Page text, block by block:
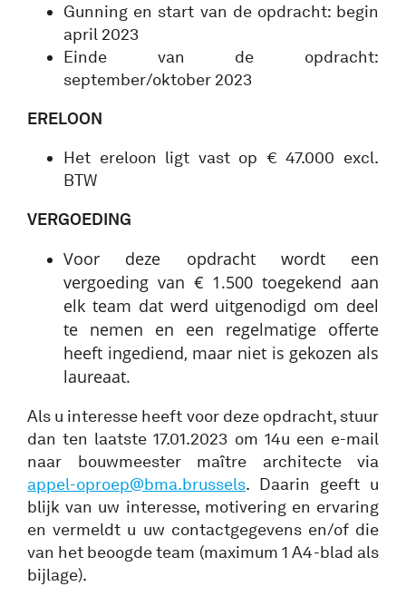
Gunning en start van de opdracht: begin
april 2023
Einde van de opdracht:
september/oktober 2023
ERELOON
Het ereloon ligt vast op € 47.000 excl.
BTW
VERGOEDING
Voor deze opdracht wordt een
vergoeding van € 1.500 toegekend aan
elk team dat werd uitgenodigd om deel
te nemen en een regelmatige offerte
heeft ingediend, maar niet is gekozen als
laureaat.
Als u interesse heeft voor deze opdracht, stuur
dan ten laatste 17.01.2023 om 14u een e-mail
naar bouwmeester maître architecte via
appel-oproep@bma.brussels. Daarin geeft u
blijk van uw interesse, motivering en ervaring
en vermeldt u uw contactgegevens en/of die
van het beoogde team (maximum 1 A4-blad als
bijlage).